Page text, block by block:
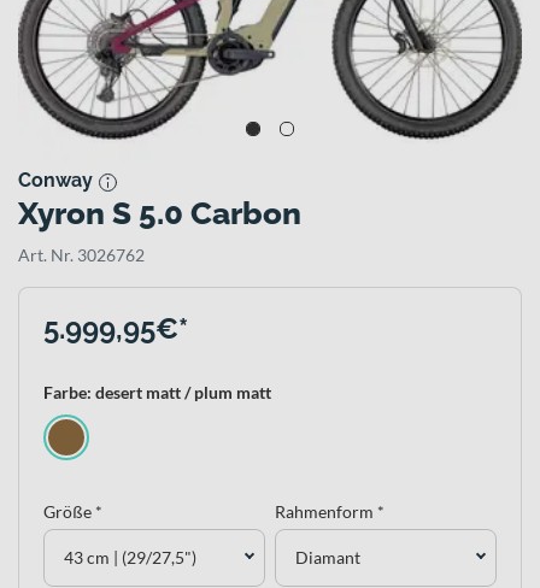
Conway
Xyron S 5.0 Carbon
Art. Nr. 3026762
5.999,95€*
Farbe: desert matt / plum matt
Größe *
43 cm | (29/27,5")
Rahmenform *
Diamant